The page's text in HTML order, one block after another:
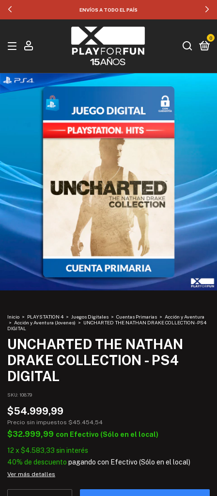
ENVÍOS A TODO EL PAÍS
0
Inicio > PLAYSTATION 4 > Juegos Digitales > Cuentas Primarias > Acción y Aventura
> Acción y Aventura (Jovenes) > UNCHARTED THE NATHAN DRAKE COLLECTION - PS4
DIGITAL
UNCHARTED THE NATHAN
DRAKE COLLECTION - PS4
DIGITAL
SKU: 10879
$54.999,99
Precio sin impuestos $45.454,54
$32.999,99 con Efectivo (Sólo en el local)
12 x $4.583,33 sin interés
40% de descuento pagando con Efectivo (Sólo en el local)
Ver más detalles